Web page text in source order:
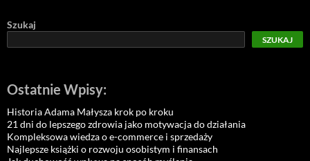
Szukaj
SZUKAJ
Ostatnie Wpisy:
Historia Adama Małysza krok po kroku
21 dni do lepszego zdrowia jako motywacja do działania
Kompleksowa wiedza o e-commerce i sprzedaży
Najlepsze książki o rozwoju osobistym i finansach